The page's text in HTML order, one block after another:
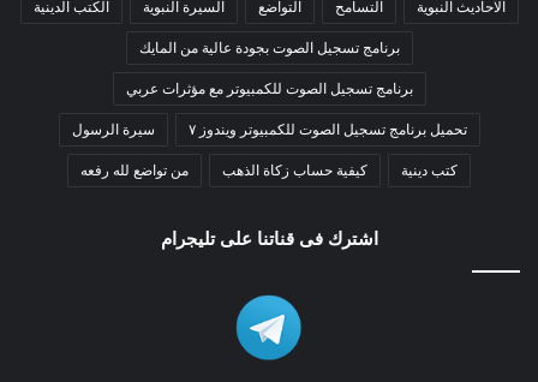
الاحاديث النبوية التسامح التواضع السيرة النبوية الكتب الدينية
برنامج تسجيل الصوت بجودة عالية من المايك
برنامج تسجيل الصوت للكمبيوتر مع مؤثرات عربي
تحميل برنامج تسجيل الصوت للكمبيوتر ويندوز ٧ سيرة الرسول
كتب دينية كيفية حساب زكاة الذهب من تواضع لله رفعه
اشترك فى قناتنا على تليجرام